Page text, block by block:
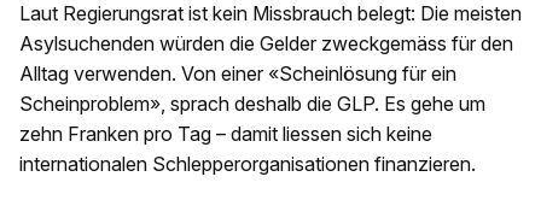
Laut Regierungsrat ist kein Missbrauch belegt: Die meisten
Asylsuchenden würden die Gelder zweckgemäss für den
Alltag verwenden. Von einer «Scheinlösung für ein
Scheinproblem», sprach deshalb die GLP. Es gehe um
zehn Franken pro Tag – damit liessen sich keine
internationalen Schlepperorganisationen finanzieren.